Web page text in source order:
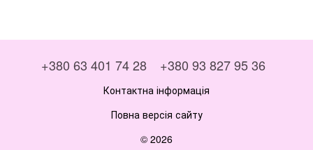
+380 63 401 74 28 +380 93 827 95 36
Контактна інформація
Повна версія сайту
© 2026